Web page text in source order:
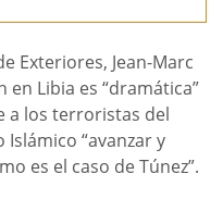
Exteriores, Jean-Marc
Libia es “dramática”
a los terroristas del
“avanzar y
es el caso de Túnez”.